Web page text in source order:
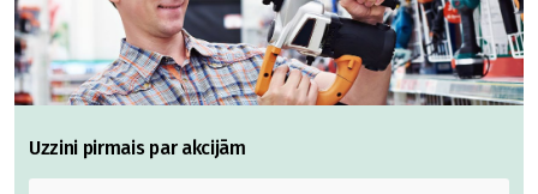
Uzzini pirmais par akcijām